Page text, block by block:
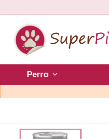
Perro